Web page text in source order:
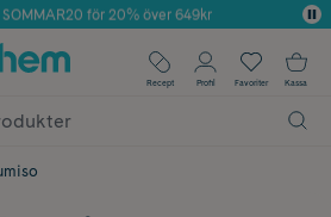
för 20% över 649kr
✓ Fri frakt
Poäng på alla köp*
Recept Profil Favoriter Kassa